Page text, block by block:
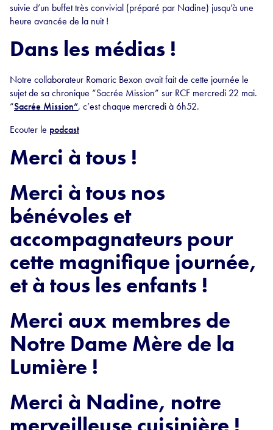
suivie d’un buffet très convivial (préparé par Nadine) jusqu’à une
heure avancée de la nuit !
Dans les médias !
Notre collaborateur Romaric Bexon avait fait de cette journée le
sujet de sa chronique “Sacrée Mission” sur RCF mercredi 22 mai.
“Sacrée Mission”, c’est chaque mercredi à 6h52.
Ecouter le podcast
Merci à tous !
Merci à tous nos
bénévoles et
accompagnateurs pour
cette magnifique journée,
et à tous les enfants !
Merci aux membres de
Notre Dame Mère de la
Lumière !
Merci à Nadine, notre